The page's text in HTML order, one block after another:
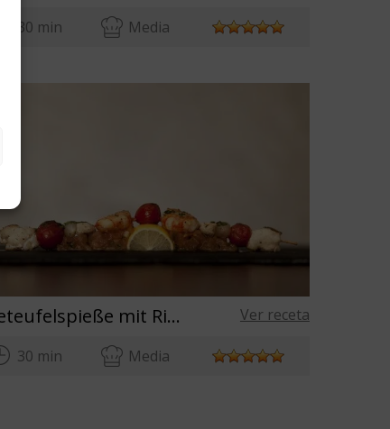
30 min Media
Seeteufelspieße mit Riesengarnelen Ver receta
30 min Media